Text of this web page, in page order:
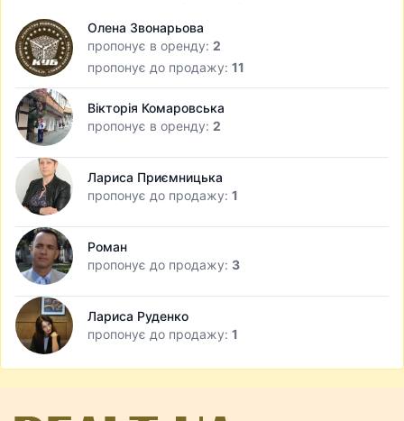
Олена Звонарьова
пропонує в оренду: 2
пропонує до продажу: 11
Вікторія Комаровська
пропонує в оренду: 2
Лариса Приємницька
пропонує до продажу: 1
Роман
пропонує до продажу: 3
Лариса Руденко
пропонує до продажу: 1